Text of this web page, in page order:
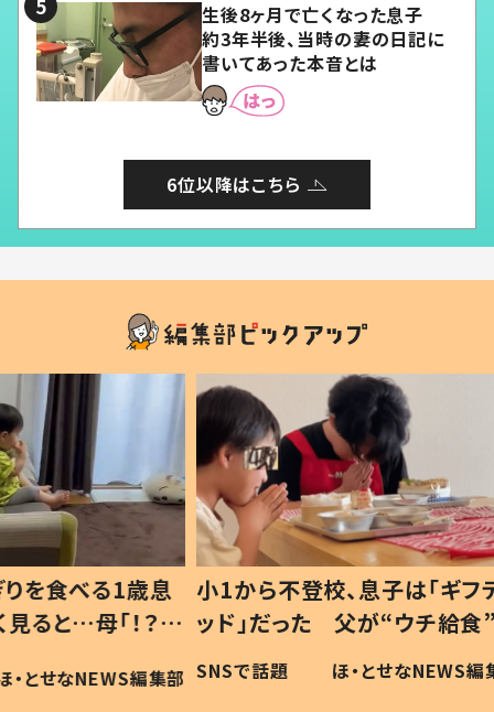
生後8ヶ月で亡くなった息子
約3年半後、当時の妻の日記に
書いてあった本音とは
6位以降はこちら
歳息
？」
編集部
小1から不登校、息子は「ギフテ
ッド」だった 父が“ウチ給食”を
作り続ける理由とは #令和の親
#令和の子
SNSで話題 ほ・とせなNEWS編集部
ひ孫
が、抱
「涙
い」